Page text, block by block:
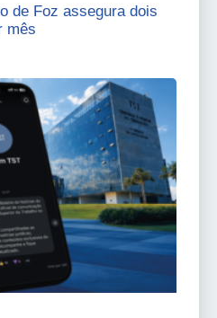
de Foz assegura dois
mês